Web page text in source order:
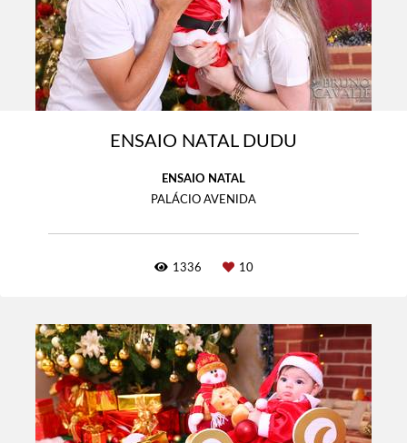
ENSAIO NATAL DUDU
ENSAIO NATAL
PALÁCIO AVENIDA
1336 10